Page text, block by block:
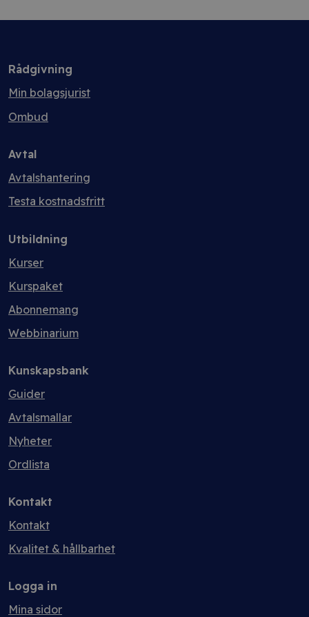
Rådgivning
Min bolagsjurist
Ombud
Avtal
Avtalshantering
Testa kostnadsfritt
Utbildning
Kurser
Kurspaket
Abonnemang
Webbinarium
Kunskapsbank
Guider
Avtalsmallar
Nyheter
Ordlista
Kontakt
Kontakt
Kvalitet & hållbarhet
Logga in
Mina sidor